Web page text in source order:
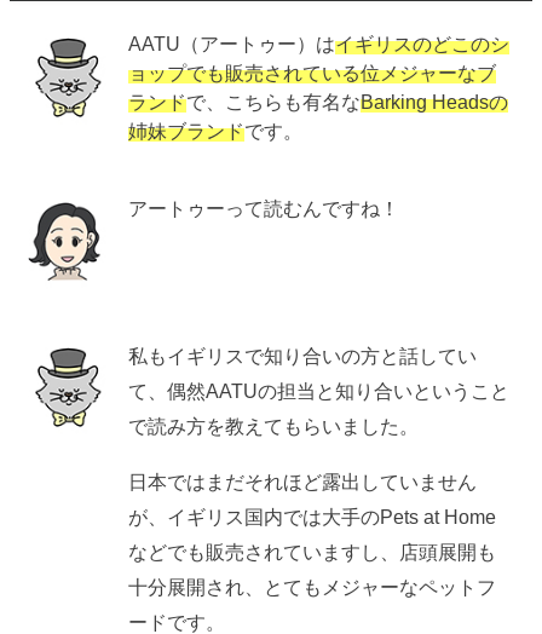
AATU（アートゥー）はイギリスのどこのシ
ョップでも販売されている位メジャーなブ
ランドで、こちらも有名なBarking Headsの
姉妹ブランドです。
アートゥーって読むんですね！
私もイギリスで知り合いの方と話してい
て、偶然AATUの担当と知り合いということ
で読み方を教えてもらいました。
日本ではまだそれほど露出していません
が、イギリス国内では大手のPets at Home
などでも販売されていますし、店頭展開も
十分展開され、とてもメジャーなペットフ
ードです。